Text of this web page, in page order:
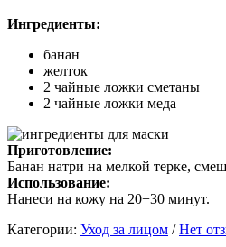
Ингредиенты:
банан
желток
2 чайные ложки сметаны
2 чайные ложки меда
Приготовление:
Банан натри на мелкой терке,
Использование:
Нанеси на кожу на 20−30 минут.
Категории: Уход за лицом / Нет